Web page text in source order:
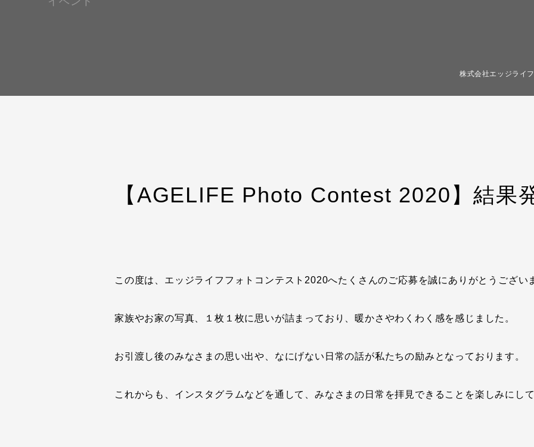
株式会社エッジライフ
【AGELIFE Photo Contest 2020】結果
この度は、エッジライフフォトコンテスト2020へたくさんのご応募を誠にありがとうござい
家族やお家の写真、１枚１枚に思いが詰まっており、暖かさやわくわく感を感じました。
お引渡し後のみなさまの思い出や、なにげない日常の話が私たちの励みとなっております。
これからも、インスタグラムなどを通して、みなさまの日常を拝見できることを楽しみにして